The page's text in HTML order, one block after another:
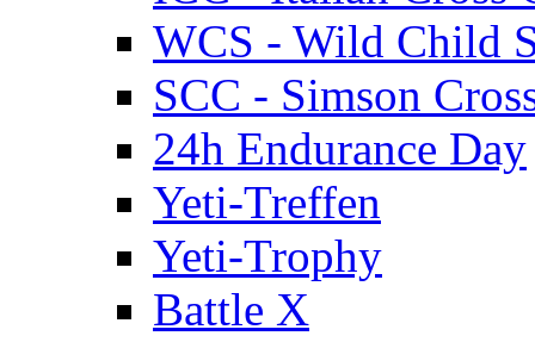
WCS - Wild Child
SCC - Simson
24h Endurance Day
Yeti-Treffen
Yeti-Trophy
Battle X